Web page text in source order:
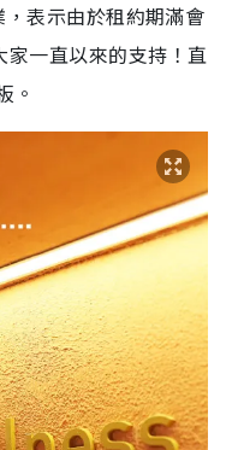
表示由於租約期滿會
一直以來的支持！直
。